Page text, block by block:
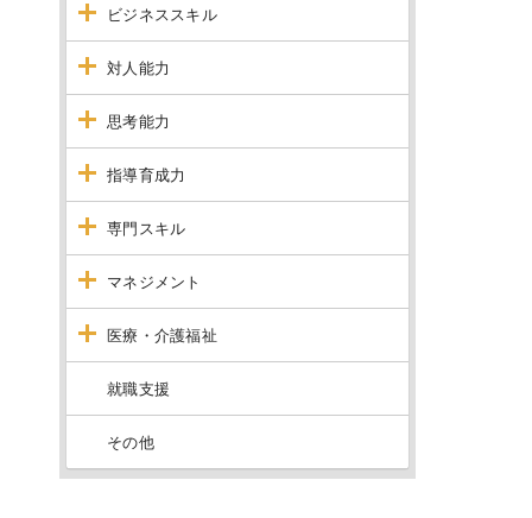
ビジネススキル
対人能力
思考能力
指導育成力
専門スキル
マネジメント
医療・介護福祉
就職支援
その他